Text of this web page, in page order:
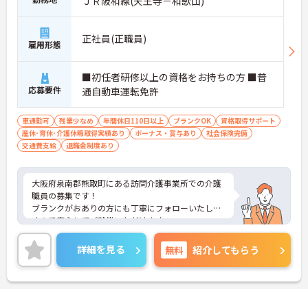
雇用形態 正社員(正職員)
応募要件
■初任者研修以上の資格をお持ちの方 ■普
通自動車運転免許
車通勤可 残業少なめ 年間休日110日以上 ブランクOK
資格取得サポート
産休･育休･介護休暇取得実績あり
ボーナス・賞与あり
社会保険完備
交通費支給
退職金制度あり
大阪府泉南郡熊取町にある訪問介護事業所での介護
職員の募集です！
ブランクがおありの方にも丁寧にフォローいたしま
すので安心してご就業いただけます。
ご興味ある方には、面接対策ポイントなど、詳細を
お話しいたしますのでお気軽にご相談ください。
詳細を見る 無料 紹介してもらう